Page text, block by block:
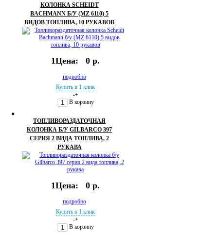
КОЛОНКА SCHEIDT
BACHMANN Б/У (MZ 6110) 5
ВИДОВ ТОПЛИВА, 10 РУКАВОВ
1Цена: 0 р.
подробно
Купить в 1 клик
-+
В корзину
ТОПЛИВОРАЗДАТОЧНАЯ
КОЛОНКА Б/У GILBARCO 397
СЕРИЯ 2 ВИДА ТОПЛИВА, 2
РУКАВА
1Цена: 0 р.
подробно
Купить в 1 клик
-+
В корзину